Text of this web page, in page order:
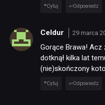
Cytuj Odpowiedz
Celdur 29 marca
Gorące Brawa! Acz
dotknął kilka lat
(nie)skończony
Cytuj Odpowiedz